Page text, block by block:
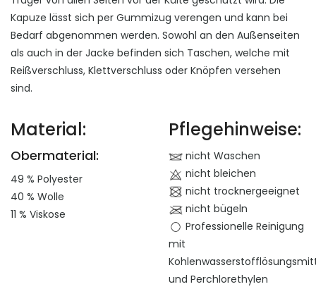
Kapuze lässt sich per Gummizug verengen und kann bei
Bedarf abgenommen werden. Sowohl an den Außenseiten
als auch in der Jacke befinden sich Taschen, welche mit
Reißverschluss, Klettverschluss oder Knöpfen versehen
sind.
Material:
Obermaterial:
49 % Polyester
40 % Wolle
11 % Viskose
Pflegehinweise:
nicht Waschen
nicht bleichen
nicht trocknergeeignet
nicht bügeln
Professionelle Reinigung
mit
und Perchlorethylen